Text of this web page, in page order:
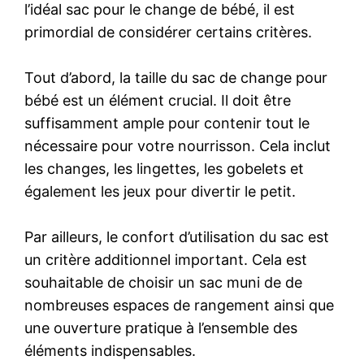
l’idéal sac pour le change de bébé, il est
primordial de considérer certains critères.
Tout d’abord, la taille du sac de change pour
bébé est un élément crucial. Il doit être
suffisamment ample pour contenir tout le
nécessaire pour votre nourrisson. Cela inclut
les changes, les lingettes, les gobelets et
également les jeux pour divertir le petit.
Par ailleurs, le confort d’utilisation du sac est
un critère additionnel important. Cela est
souhaitable de choisir un sac muni de de
nombreuses espaces de rangement ainsi que
une ouverture pratique à l’ensemble des
éléments indispensables.